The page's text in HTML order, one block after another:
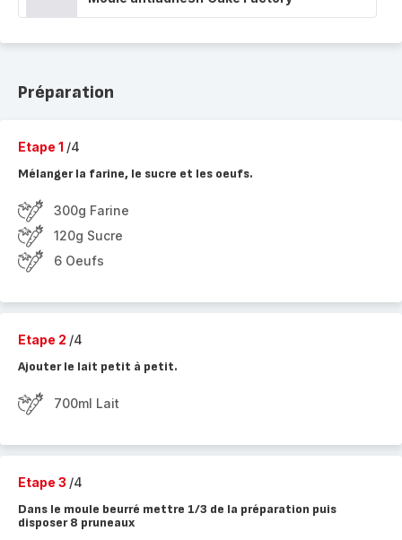
Préparation
Etape 1 /4
Mélanger la farine, le sucre et les oeufs.
300g Farine
120g Sucre
6 Oeufs
Etape 2 /4
Ajouter le lait petit à petit.
700ml Lait
Etape 3 /4
Dans le moule beurré mettre 1/3 de la préparation puis
disposer 8 pruneaux